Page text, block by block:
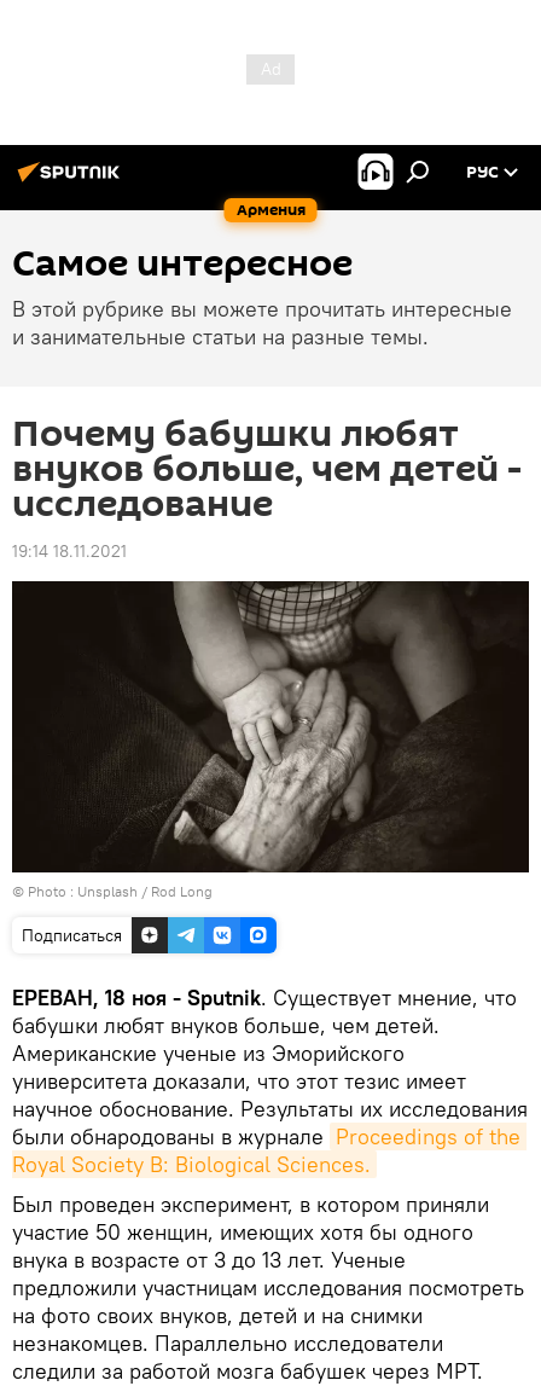
Армения
РУС
Самое интересное
В этой рубрике вы можете прочитать интересные
и занимательные статьи на разные темы.
Почему бабушки любят
внуков больше, чем детей -
исследование
19:14 18.11.2021
© Photo : Unsplash / Rod Long
Подписаться
ЕРЕВАН, 18 ноя - Sputnik. Существует мнение, что
бабушки любят внуков больше, чем детей.
Американские ученые из Эморийского
университета доказали, что этот тезис имеет
научное обоснование. Результаты их исследования
были обнародованы в журнале Proceedings of the
Royal Society B: Biological Sciences.
Был проведен эксперимент, в котором приняли
участие 50 женщин, имеющих хотя бы одного
внука в возрасте от 3 до 13 лет. Ученые
предложили участницам исследования посмотреть
на фото своих внуков, детей и на снимки
незнакомцев. Параллельно исследователи
следили за работой мозга бабушек через МРТ.